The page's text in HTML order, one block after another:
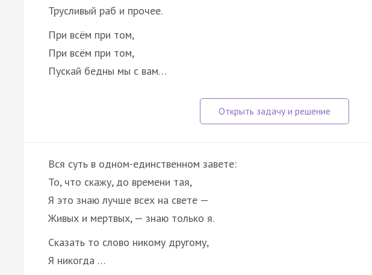
Трусливый раб и прочее.
При всём при том,
При всём при том,
Пускай бедны мы с вам…
Вся суть в одном-единственном завете:
То, что скажу, до времени тая,
Я это знаю лучше всех на свете —
Живых и мертвых, — знаю только я.
Сказать то слово никому другому,
Я никогда …